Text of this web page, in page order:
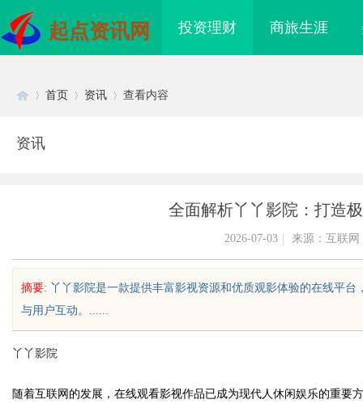
起点资讯网 投资理财 商旅生涯
首页 资讯 查看内容
资讯
全面解析丫丫影院：打造
2026-07-03 来源：互联网
摘要: 丫丫影院是一款提供丰富影视资源和优质观影体验的在线平
与用户互动。......
丫丫影院
随着互联网的发展，在线观看影视作品已成为现代人休闲娱乐的重要
合规密钥”：北京专
知识产权登记扫清 代平台